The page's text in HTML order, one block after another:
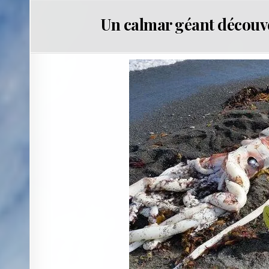
Un calmar géant